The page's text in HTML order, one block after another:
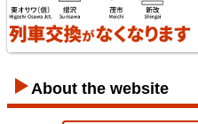
About the website